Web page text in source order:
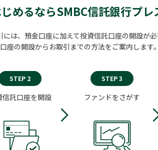
めるならSMBC信託銀行プレ
は、預金口座に加えて投資信託口座の開設が必
座の開設からお取引までの方法をご案内します。
STEP 2
信託口座を開設
STEP 3
ファンドをさがす